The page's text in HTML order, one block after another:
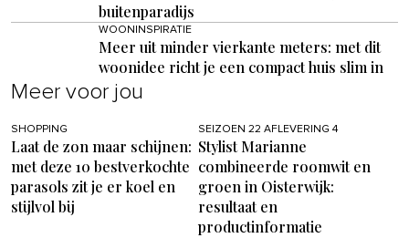
buitenparadijs
WOONINSPIRATIE
Meer uit minder vierkante meters: met dit
woonidee richt je een compact huis slim in
Meer voor jou
SHOPPING
Laat de zon maar schijnen:
met deze 10 bestverkochte
parasols zit je er koel en
stijlvol bij
SEIZOEN 22 AFLEVERING 4
Stylist Marianne
combineerde roomwit en
groen in Oisterwijk:
resultaat en
productinformatie